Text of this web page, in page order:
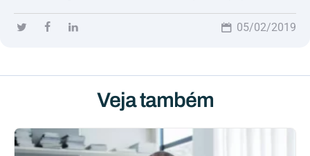
05/02/2019
Veja também